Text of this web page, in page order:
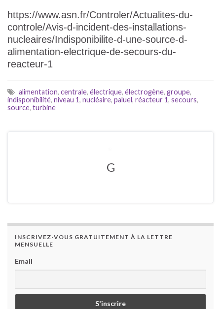
https://www.asn.fr/Controler/Actualites-du-
controle/Avis-d-incident-des-installations-
nucleaires/Indisponibilite-d-une-source-d-
alimentation-electrique-de-secours-du-
reacteur-1
alimentation, centrale, électrique, électrogène, groupe,
indisponibilité, niveau 1, nucléaire, paluel, réacteur 1, secours,
source, turbine
G
INSCRIVEZ-VOUS GRATUITEMENT À LA LETTRE
MENSUELLE
Email